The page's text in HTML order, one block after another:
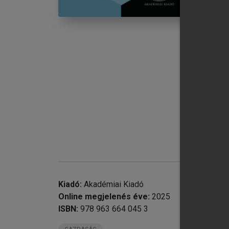
Kiadó: Akadémiai Kiadó
Online megjelenés éve: 2025
ISBN: 978 963 664 045 3